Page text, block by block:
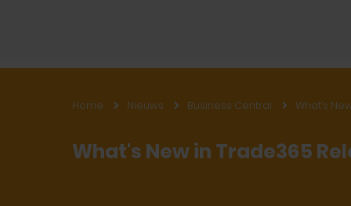
Home Nieuws Business Central What’s
What's New in Trade365